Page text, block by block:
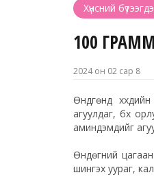
Хүнсний
100
2024 он 02 сар 8
Өндгөнд
агуулдаг, бүх
аминдэмүүдийг
Өндөгний
шингэх уураг,